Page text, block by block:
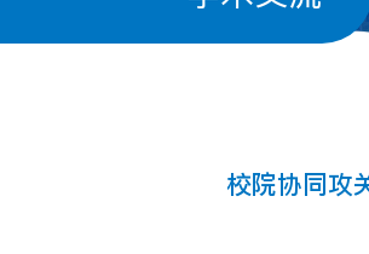
校院协同攻